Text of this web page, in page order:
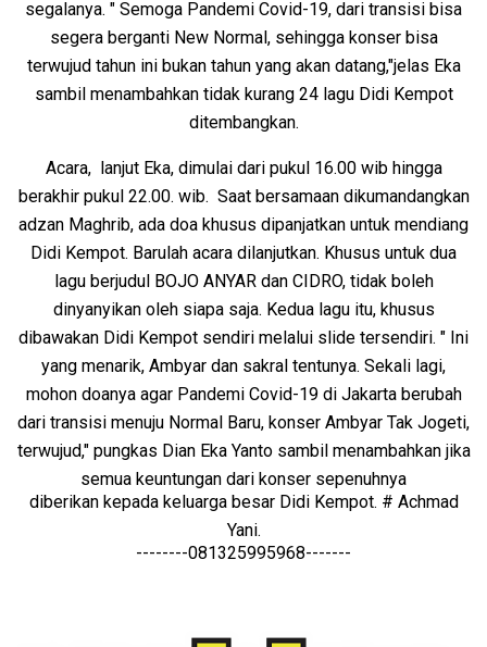
segalanya. " Semoga Pandemi Covid-19, dari transisi bisa
segera berganti New Normal, sehingga konser bisa
terwujud tahun ini bukan tahun yang akan datang,"jelas Eka
sambil menambahkan tidak kurang 24 lagu Didi Kempot
ditembangkan.
Acara, lanjut Eka, dimulai dari pukul 16.00 wib hingga
berakhir pukul 22.00. wib. Saat bersamaan dikumandangkan
adzan Maghrib, ada doa khusus dipanjatkan untuk mendiang
Didi Kempot. Barulah acara dilanjutkan. Khusus untuk dua
lagu berjudul BOJO ANYAR dan CIDRO, tidak boleh
dinyanyikan oleh siapa saja. Kedua lagu itu, khusus
dibawakan Didi Kempot sendiri melalui slide tersendiri. " Ini
yang menarik, Ambyar dan sakral tentunya. Sekali lagi,
mohon doanya agar Pandemi Covid-19 di Jakarta berubah
dari transisi menuju Normal Baru, konser Ambyar Tak Jogeti,
terwujud," pungkas Dian Eka Yanto sambil menambahkan jika
semua keuntungan dari konser sepenuhnya
diberikan kepada keluarga besar Didi Kempot. # Achmad
Yani.
--------081325995968-------